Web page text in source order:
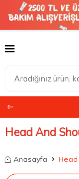
Head And
Anasayfa